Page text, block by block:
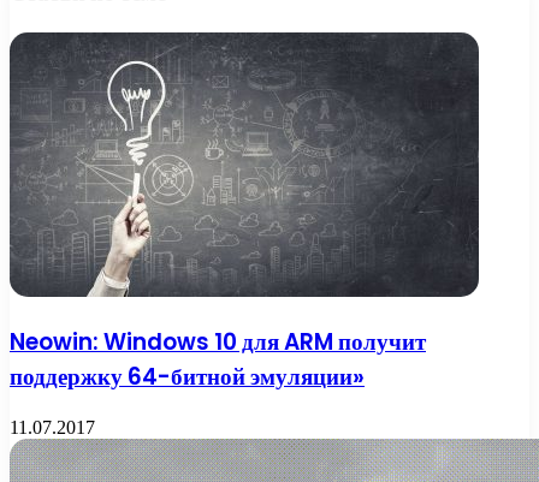
Neowin: Windows 10 для ARM получит
поддержку 64-битной эмуляции»
11.07.2017